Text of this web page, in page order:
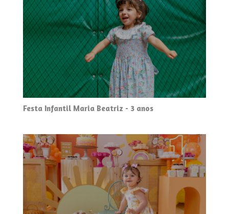
Festa Infantil Maria Beatriz - 3 anos